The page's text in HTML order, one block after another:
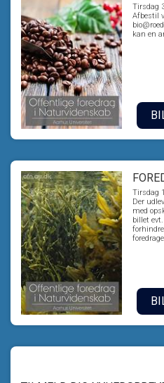
Tirsdag
Afbestil
kan en
Tirsdag
Der
med
billet